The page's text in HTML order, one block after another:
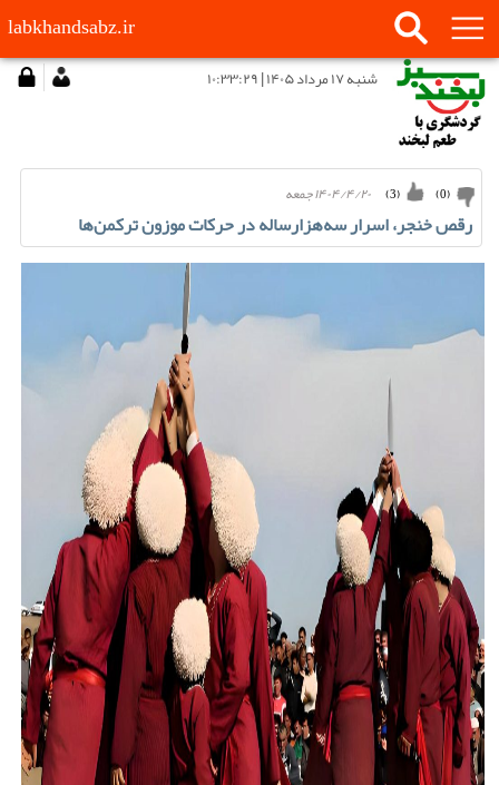
labkhandsabz.ir
شنبه ۱۷ مرداد ۱۴۰۵ | ۱۰:۳۳:۲۹
۱۴۰۴/۴/۲۰ جمعه (
3
) (
0
)
رقص خنجر، اسرار سه‌هزارساله در حرکات موزون ترکمن‌ها